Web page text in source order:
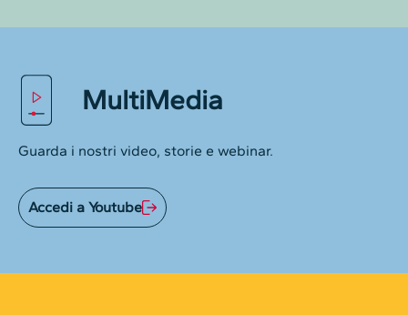
MultiMedia
Guarda i nostri video, storie e webinar.
Accedi a Youtube